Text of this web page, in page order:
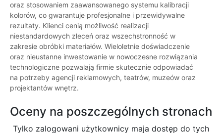
oraz stosowaniem zaawansowanego systemu kalibracji
kolorów, co gwarantuje profesjonalne i przewidywalne
rezultaty. Klienci cenią możliwość realizacji
niestandardowych zleceń oraz wszechstronność w
zakresie obróbki materiałów. Wieloletnie doświadczenie
oraz nieustanne inwestowanie w nowoczesne rozwiązania
technologiczne pozwalają firmie skutecznie odpowiadać
na potrzeby agencji reklamowych, teatrów, muzeów oraz
projektantów wnętrz.
Oceny na poszczególnych stronach
Tylko zalogowani użytkownicy maja dostęp do tych